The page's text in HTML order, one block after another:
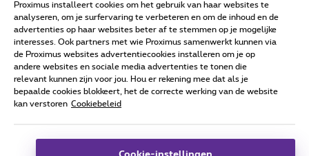
Forumvoorwaarden Accessibility statement
Alle rechten voorbehouden. © Proximus
Algemene voorwaarden, consumenteninfo
Deze website is gecreëerd en wordt beheerd conform het
Proximus installeert cookies om het gebruik van haar websites te
analyseren, om je surfervaring te verbeteren en om de inhoud en de
advertenties op haar websites beter af te stemmen op je mogelijke
interesses. Ook partners met wie Proximus samenwerkt kunnen via
de Proximus websites advertentiecookies installeren om je op
andere websites en sociale media advertenties te tonen die
relevant kunnen zijn voor jou. Hou er rekening mee dat als je
bepaalde cookies blokkeert, het de correcte werking van de website
kan verstoren Cookiebeleid